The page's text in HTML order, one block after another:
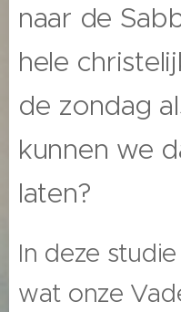
naar de
hele
de zondag
kunnen we
laten?
In deze
wat onze